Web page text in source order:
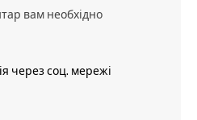
вам необхідно
через соц. мережі